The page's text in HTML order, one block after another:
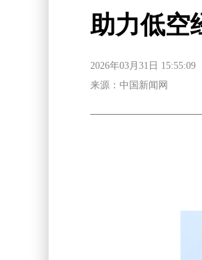
助力低空
2026年03月31日 15:55:09
来源：中国新闻网